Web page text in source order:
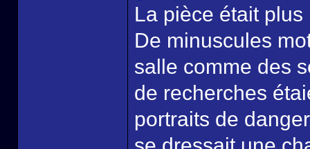
La pièce était
De minuscules
salle comme des
de recherches
portraits de